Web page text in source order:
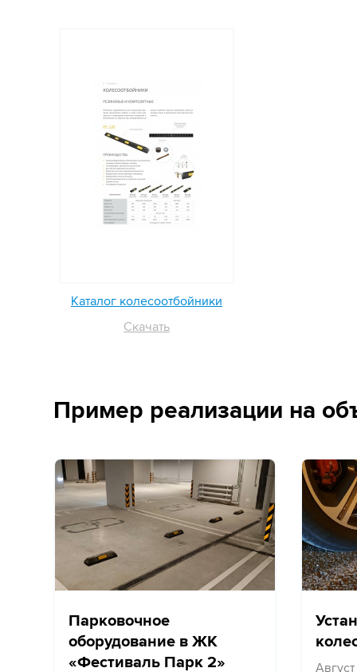
Каталог колесоотбойники
Скачать
Пример реализации на
Парковочное
оборудование в ЖК
«Фестиваль Парк 2»